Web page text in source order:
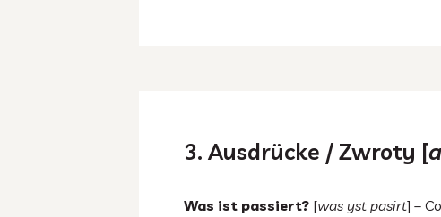
3. Ausdrücke / Zwroty [
Was ist passiert?[was yst pasirt] –